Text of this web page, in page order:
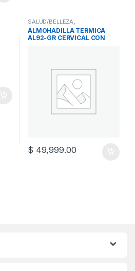
SALUD/BELLEZA
SALUD/BELLEZA/FITNESS,
SALUD
ALMOHADILLA TERMICA
AL92-GR CERVICAL CON
$ 49,999.00